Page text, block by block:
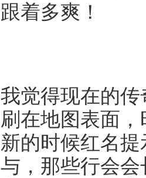
跟着多爽！
我觉得现在的
刷在地图表面
新的时候红名
与，那些行会